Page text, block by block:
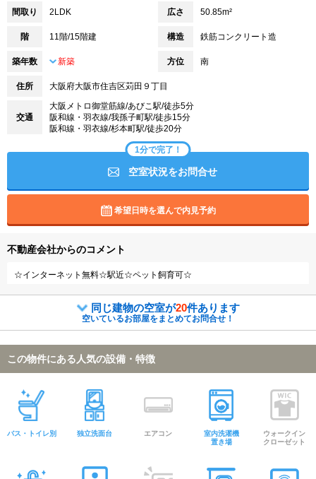
間取り 2LDK 広さ 50.85m²
階 11階/15階建 構造 鉄筋コンクリート造
築年数 新築 方位 南
住所 大阪府大阪市住吉区苅田９丁目
交通
大阪メトロ御堂筋線/あびこ駅/徒歩5分
阪和線・羽衣線/我孫子町駅/徒歩15分
阪和線・羽衣線/杉本町駅/徒歩20分
1分で完了！
空室状況をお問合せ
希望日時を選んで内見予約
不動産会社からのコメント
☆インターネット無料☆駅近☆ペット飼育可☆
同じ建物の空室が20件あります
空いているお部屋をまとめてお問合せ！
この物件にある人気の設備・特徴
バス・トイレ別 独立洗面台 エアコン
室内洗濯機
置き場
ウォークイン
クローゼット